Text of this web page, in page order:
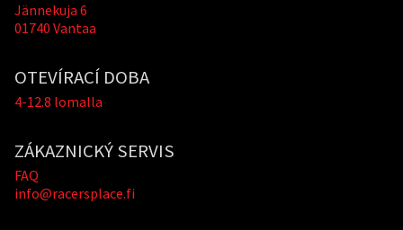
Jännekuja 6
01740 Vantaa
OTEVÍRACÍ DOBA
4-12.8 lomalla
ZÁKAZNICKÝ SERVIS
FAQ
info@racersplace.fi